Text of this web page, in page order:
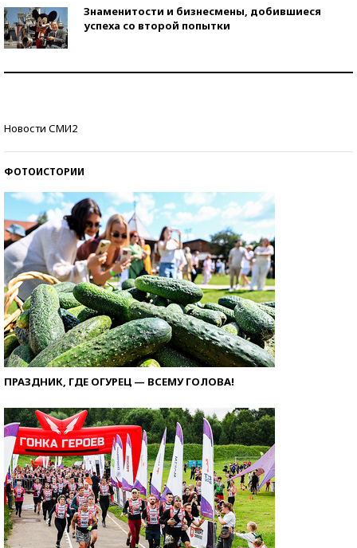
Знаменитости и бизнесмены, добившиеся
успеха со второй попытки
Новости СМИ2
ФОТОИСТОРИИ
ПРАЗДНИК, ГДЕ ОГУРЕЦ — ВСЕМУ ГОЛОВА!